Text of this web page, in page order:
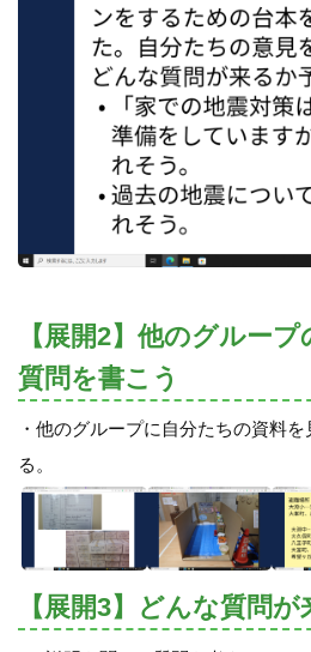
【展開2】他のグループ
質問を書こう
・他のグループに自分たちの資料
る。
【展開3】どんな質問が